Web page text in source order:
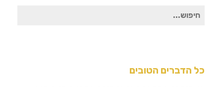
חיפוש
כל הדברים הטובים